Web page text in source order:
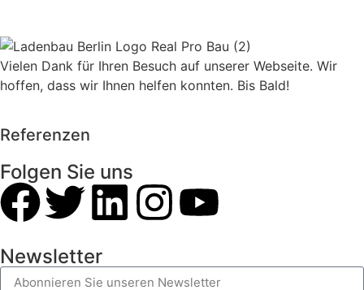
Vielen Dank für Ihren Besuch auf unserer Webseite. Wir
hoffen, dass wir Ihnen helfen konnten. Bis Bald!
Referenzen
Folgen Sie uns
Newsletter